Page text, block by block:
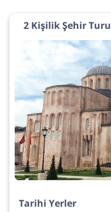
2 Kişilik Şehir Turu
Tarihi Yerler